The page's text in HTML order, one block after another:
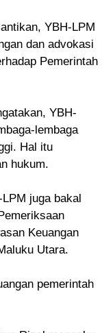
YBH-LPM
dan advokasi
Pemerintah
YBH-
lembaga
Hal itu
hukum.
juga bakal
Keuangan
Utara.
pemerintah